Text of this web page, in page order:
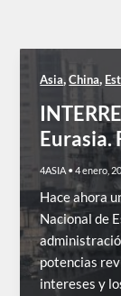
Asia,China,
Eurasia.
4ASIA •4 enero,
Hace ahora
Nacional de
potencias
intereses y